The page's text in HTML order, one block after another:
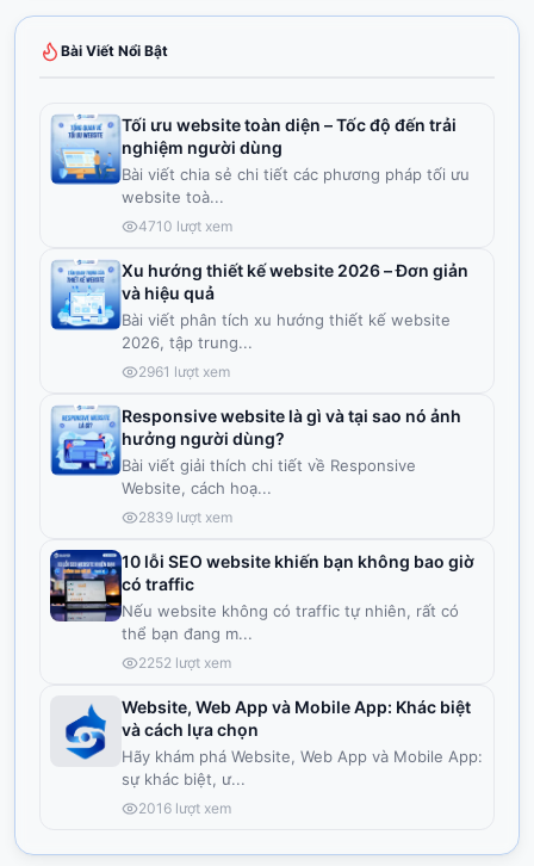
Bài Viết Nổi Bật
Tối ưu website toàn diện – Tốc độ đến trải
nghiệm người dùng
Bài viết chia sẻ chi tiết các phương pháp tối ưu
website toà...
4710 lượt xem
Xu hướng thiết kế website 2026 – Đơn giản
và hiệu quả
Bài viết phân tích xu hướng thiết kế website
2026, tập trung...
2961 lượt xem
Responsive website là gì và tại sao nó ảnh
hưởng người dùng?
Bài viết giải thích chi tiết về Responsive
Website, cách hoạ...
2839 lượt xem
10 lỗi SEO website khiến bạn không bao giờ
có traffic
Nếu website không có traffic tự nhiên, rất có
thể bạn đang m...
2252 lượt xem
Website, Web App và Mobile App: Khác biệt
và cách lựa chọn
Hãy khám phá Website, Web App và Mobile App:
sự khác biệt, ư...
2016 lượt xem